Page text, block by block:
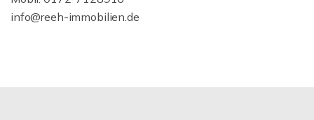
info@reeh-immobilien.de